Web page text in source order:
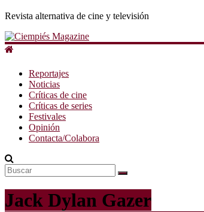
Revista alternativa de cine y televisión
Reportajes
Noticias
Críticas de cine
Críticas de series
Festivales
Opinión
Contacta/Colabora
Jack Dylan Gazer